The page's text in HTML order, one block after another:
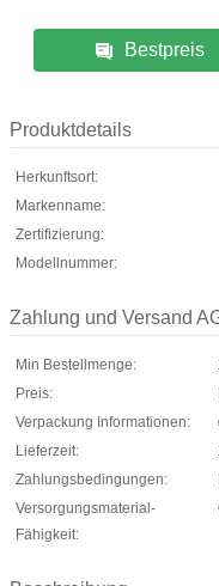
Bestpreis
Produktdetails
Herkunftsort:
Markenname:
Zertifizierung:
Modellnummer:
Zahlung und Versand
Min Bestellmenge:
Preis:
Verpackung Informationen:
Lieferzeit:
Zahlungsbedingungen:
Versorgungsmaterial-
Fähigkeit: